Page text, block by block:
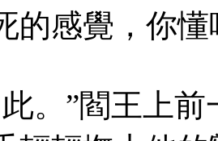
的感覺，你懂
。”閻王上前